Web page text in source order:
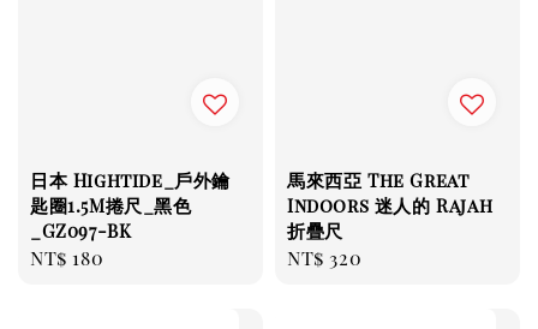
日本 Hightide_戶外鑰
匙圈1.5M捲尺_黑色
_GZ097-BK
Regular
NT$ 180
馬來西亞 The Great
Indoors 迷人的 Rajah
折疊尺
Regular
NT$ 320